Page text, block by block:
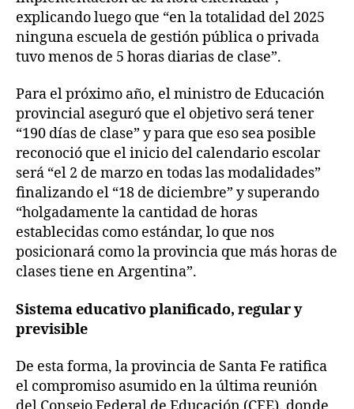
explicando luego que “en la totalidad del 2025
ninguna escuela de gestión pública o privada
tuvo menos de 5 horas diarias de clase”.
Para el próximo año, el ministro de Educación
provincial aseguró que el objetivo será tener
“190 días de clase” y para que eso sea posible
reconoció que el inicio del calendario escolar
será “el 2 de marzo en todas las modalidades”
finalizando el “18 de diciembre” y superando
“holgadamente la cantidad de horas
establecidas como estándar, lo que nos
posicionará como la provincia que más horas de
clases tiene en Argentina”.
Sistema educativo planificado, regular y
previsible
De esta forma, la provincia de Santa Fe ratifica
el compromiso asumido en la última reunión